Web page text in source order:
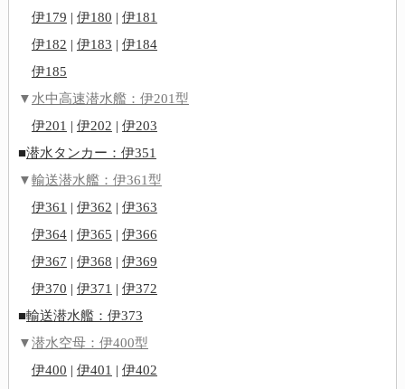
伊179 | 伊180 | 伊181
伊182 | 伊183 | 伊184
伊185
▼ 水中高速潜水艦：伊201型
伊201 | 伊202 | 伊203
■潜水タンカー：伊351
▼輸送潜水艦：伊361型
伊361 | 伊362 | 伊363
伊364| 伊365 | 伊366
伊367 | 伊368 | 伊369
伊370 | 伊371 | 伊372
■輸送潜水艦：伊373
▼潜水空母：伊400型
伊400 | 伊401 | 伊402